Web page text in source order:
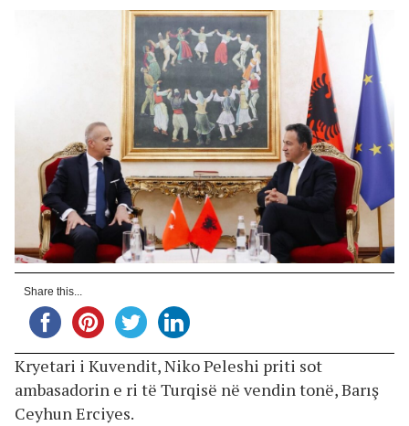
Share this...
Kryetari i Kuvendit, Niko Peleshi priti sot
ambasadorin e ri të Turqisë në vendin tonë, Barış
Ceyhun Erciyes.